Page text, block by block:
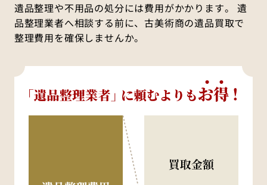
遺品整理や不用品の処分には費用がかかります。
遺
品整理業者へ相談する前に、古美術商の遺品買取で
整理費用を確保しませんか。